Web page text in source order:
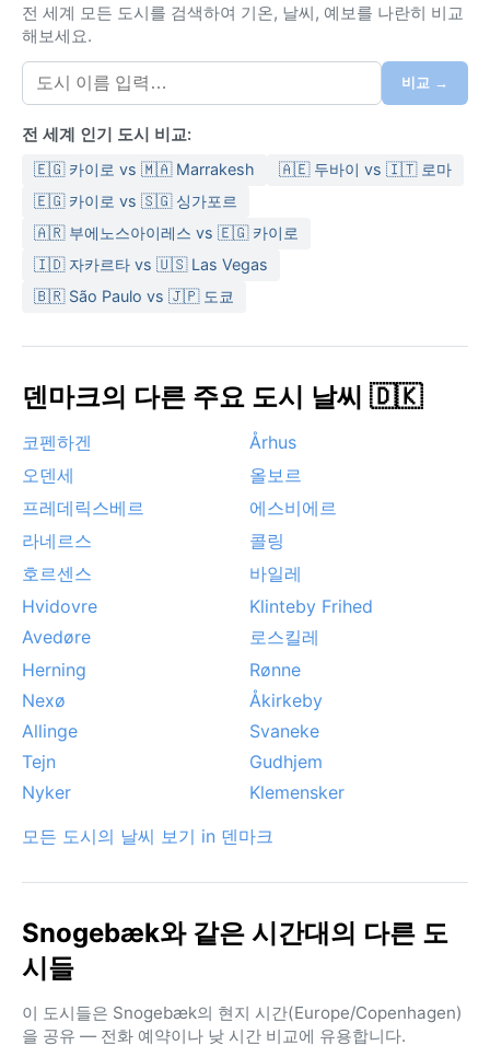
전 세계 모든 도시를 검색하여 기온, 날씨, 예보를 나란히 비교
해보세요.
비교 →
전 세계 인기 도시 비교:
🇪🇬 카이로 vs 🇲🇦 Marrakesh
🇦🇪 두바이 vs 🇮🇹 로마
🇪🇬 카이로 vs 🇸🇬 싱가포르
🇦🇷 부에노스아이레스 vs 🇪🇬 카이로
🇮🇩 자카르타 vs 🇺🇸 Las Vegas
🇧🇷 São Paulo vs 🇯🇵 도쿄
덴마크의 다른 주요 도시 날씨 🇩🇰
코펜하겐
Århus
오덴세
올보르
프레데릭스베르
에스비에르
라네르스
콜링
호르센스
바일레
Hvidovre
Klinteby Frihed
Avedøre
로스킬레
Herning
Rønne
Nexø
Åkirkeby
Allinge
Svaneke
Tejn
Gudhjem
Nyker
Klemensker
모든 도시의 날씨 보기 in 덴마크
Snogebæk와 같은 시간대의 다른 도
시들
이 도시들은 Snogebæk의 현지 시간(Europe/Copenhagen)
을 공유 — 전화 예약이나 낮 시간 비교에 유용합니다.